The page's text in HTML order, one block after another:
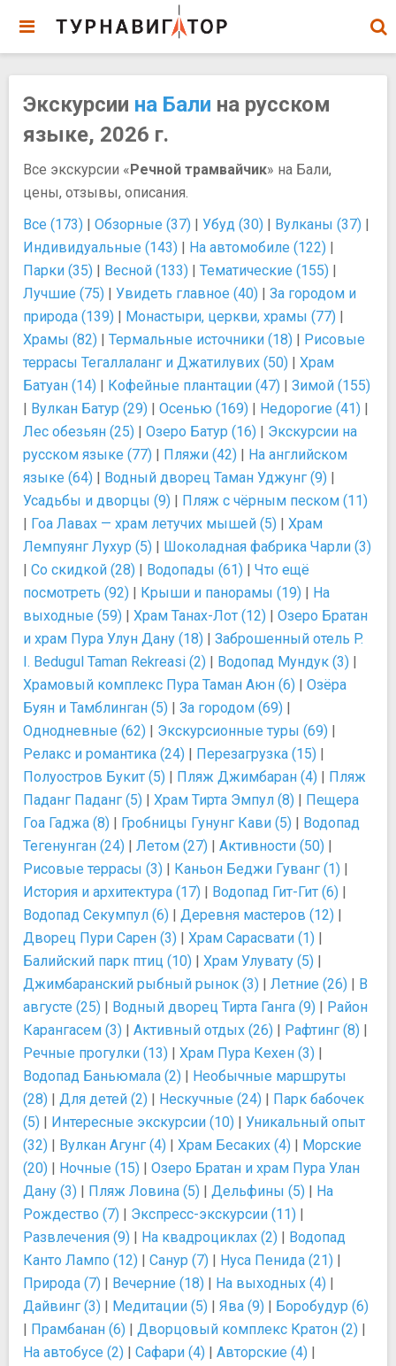
Экскурсии на Бали на русском
языке, 2026 г.
Все экскурсии «Речной трамвайчик» на Бали,
цены, отзывы, описания.
Все (173) | Обзорные (37) | Убуд (30) | Вулканы (37) |
Индивидуальные (143) | На автомобиле (122) |
Парки (35) | Весной (133) | Тематические (155) |
Лучшие (75) | Увидеть главное (40) | За городом и
природа (139) | Монастыри, церкви, храмы (77) |
Храмы (82) | Термальные источники (18) | Рисовые
террасы Тегаллаланг и Джатилувих (50) | Храм
Батуан (14) | Кофейные плантации (47) | Зимой (155)
| Вулкан Батур (29) | Осенью (169) | Недорогие (41) |
Лес обезьян (25) | Озеро Батур (16) | Экскурсии на
русском языке (77) | Пляжи (42) | На английском
языке (64) | Водный дворец Таман Уджунг (9) |
Усадьбы и дворцы (9) | Пляж с чёрным песком (11)
| Гоа Лавах — храм летучих мышей (5) | Храм
Лемпуянг Лухур (5) | Шоколадная фабрика Чарли (3)
| Со скидкой (28) | Водопады (61) | Что ещё
посмотреть (92) | Крыши и панорамы (19) | На
выходные (59) | Храм Танах-Лот (12) | Озеро Братан
и храм Пура Улун Дану (18) | Заброшенный отель P.
I. Bedugul Taman Rekreasi (2) | Водопад Мундук (3) |
Храмовый комплекс Пура Таман Аюн (6) | Озёра
Буян и Тамблинган (5) | За городом (69) |
Однодневные (62) | Экскурсионные туры (69) |
Релакс и романтика (24) | Перезагрузка (15) |
Полуостров Букит (5) | Пляж Джимбаран (4) | Пляж
Паданг Паданг (5) | Храм Тирта Эмпул (8) | Пещера
Гоа Гаджа (8) | Гробницы Гунунг Кави (5) | Водопад
Тегенунган (24) | Летом (27) | Активности (50) |
Рисовые террасы (3) | Каньон Беджи Гуванг (1) |
История и архитектура (17) | Водопад Гит-Гит (6) |
Водопад Секумпул (6) | Деревня мастеров (12) |
Дворец Пури Сарен (3) | Храм Сарасвати (1) |
Балийский парк птиц (10) | Храм Улувату (5) |
Джимбаранский рыбный рынок (3) | Летние (26) | В
августе (25) | Водный дворец Тирта Ганга (9) | Район
Карангасем (3) | Активный отдых (26) | Рафтинг (8) |
Речные прогулки (13) | Храм Пура Кехен (3) |
Водопад Баньюмала (2) | Необычные маршруты
(28) | Для детей (2) | Нескучные (24) | Парк бабочек
(5) | Интересные экскурсии (10) | Уникальный опыт
(32) | Вулкан Агунг (4) | Храм Бесаких (4) | Морские
(20) | Ночные (15) | Озеро Братан и храм Пура Улан
Дану (3) | Пляж Ловина (5) | Дельфины (5) | На
Рождество (7) | Экспресс-экскурсии (11) |
Развлечения (9) | На квадроциклах (2) | Водопад
Канто Лампо (12) | Санур (7) | Нуса Пенида (21) |
Природа (7) | Вечерние (18) | На выходных (4) |
Дайвинг (3) | Медитации (5) | Ява (9) | Боробудур (6)
| Прамбанан (6) | Дворцовый комплекс Кратон (2) |
На автобусе (2) | Сафари (4) | Авторские (4) |